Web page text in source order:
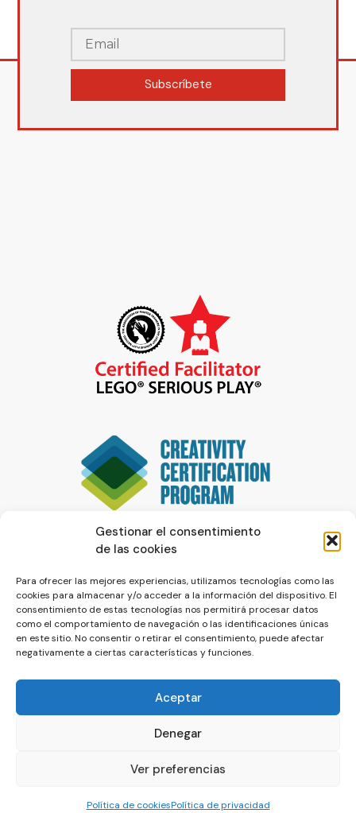
Gestionar el consentimiento
de las cookies
Para ofrecer las mejores experiencias, utilizamos tecnologías como las
cookies para almacenar y/o acceder a la información del dispositivo. El
consentimiento de estas tecnologías nos permitirá procesar datos
como el comportamiento de navegación o las identificaciones únicas
en este sitio. No consentir o retirar el consentimiento, puede afectar
negativamente a ciertas características y funciones.
Aceptar
Denegar
Ver preferencias
Política de cookiesPolítica de privacidad
Subscríbete
© La Servilleta - El Blog de Paco Prieto
Política de cookiesPolítica de privacidad